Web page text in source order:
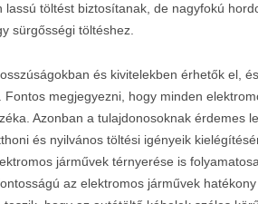
lassú töltést biztosítanak, de nagyfokú
sürgősségi töltéshez.
és kivitelekben érhetők el,
megjegyezni, hogy minden
Azonban a tulajdonosoknak érdemes
és nyilvános töltési igényeik
járművek térnyerése is
az elektromos járművek